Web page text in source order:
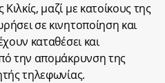
μαζί με κατοίκους της
σε κινητοποίηση και
καταθέσει και
την απομάκρυνση της
τηλεφωνίας.